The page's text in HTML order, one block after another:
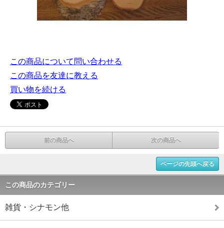
この商品について問い合わせる
この商品を友達に教える
買い物を続ける
前の商品へ 次の商品へ
ページの先頭へ戻る
この商品のカテゴリー
雑貨・シナモン他